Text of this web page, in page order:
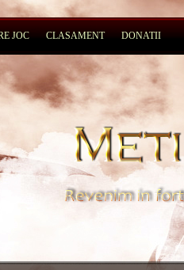
JOC CLASAMENT DONATII